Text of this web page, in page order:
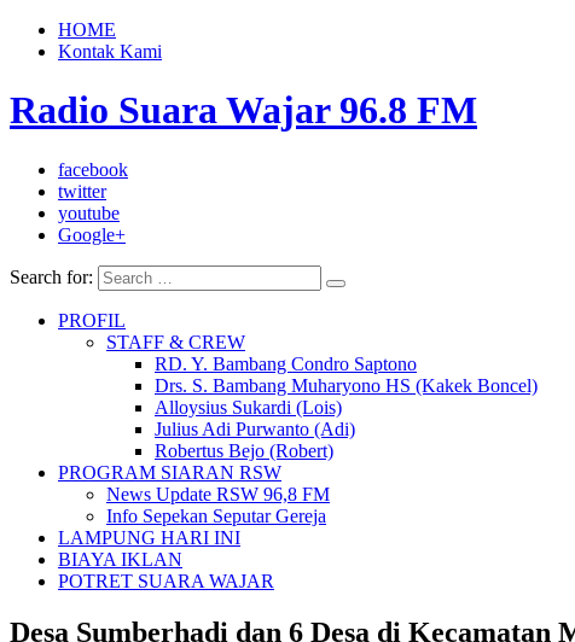
HOME
Kontak Kami
Radio Suara Wajar 96.8 FM
facebook
twitter
youtube
Google+
Search for:
PROFIL
STAFF & CREW
RD. Y. Bambang Condro Saptono
Drs. S. Bambang Muharyono HS (Kakek Boncel)
Alloysius Sukardi (Lois)
Julius Adi Purwanto (Adi)
Robertus Bejo (Robert)
PROGRAM SIARAN RSW
News Update RSW 96,8 FM
Info Sepekan Seputar Gereja
LAMPUNG HARI INI
BIAYA IKLAN
POTRET SUARA WAJAR
Desa Sumberhadi dan 6 Desa di